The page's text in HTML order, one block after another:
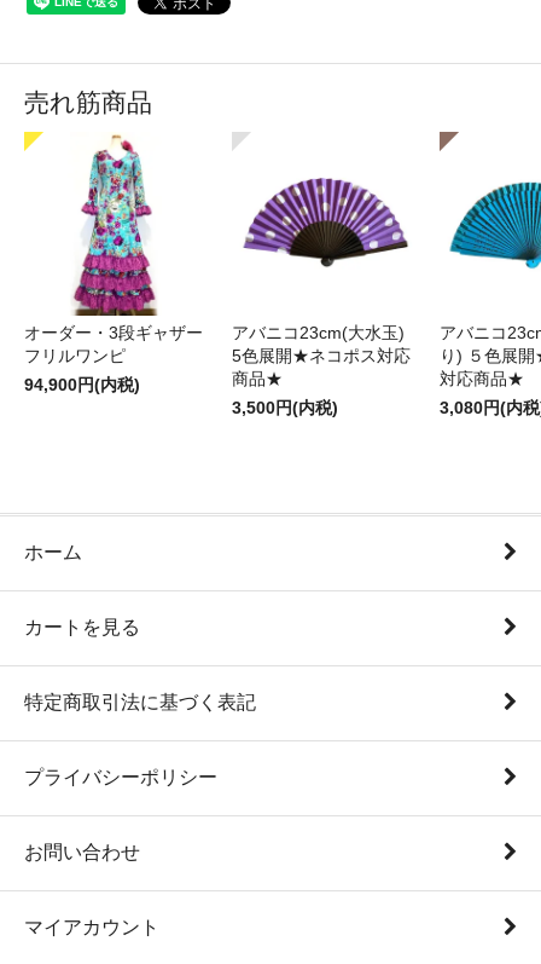
売れ筋商品
オーダー・3段ギャザー
フリルワンピ
94,900円(内税)
アバニコ23cm(大水玉)
5色展開★ネコポス対応
商品★
3,500円(内税)
アバニコ
り) ５色展
対応商品★
3,080円(内
ホーム
カートを見る
特定商取引法に基づく表記
プライバシーポリシー
お問い合わせ
マイアカウント